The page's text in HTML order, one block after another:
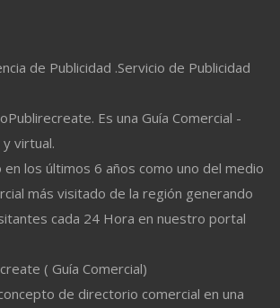
de Publicidad .Servicio de Publicidad
Es una Guía Comercial -
virtual.
en los últimos 6 años como uno del medio
más visitado de la región generando
cada 24 Hora en nuestro portal
( Guía Comercial)
de directorio comercial en una